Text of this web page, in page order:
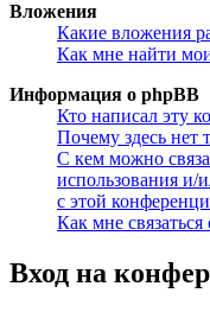
Вложения
Какие вложения
Как мне найти
Информация о phpBB
Кто написал эту
Почему здесь нет
С кем можно
использования и/
с этой
Как мне
Вход на